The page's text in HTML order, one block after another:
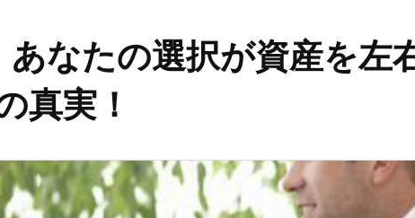
なたの選択が資産を左
真実！